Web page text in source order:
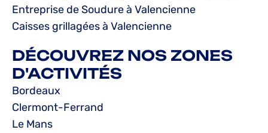
Entreprise de Soudure à Valencienne
Caisses grillagées à Valencienne
DÉCOUVREZ NOS ZONES
D'ACTIVITÉS
Bordeaux
Clermont-Ferrand
Le Mans